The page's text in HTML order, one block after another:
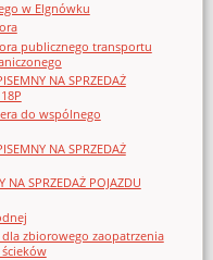
w Elgnówku
publicznego transportu
NA SPRZEDAŻ
do wspólnego
NA SPRZEDAŻ
NA SPRZEDAŻ POJAZDU
zbiorowego zaopatrzenia